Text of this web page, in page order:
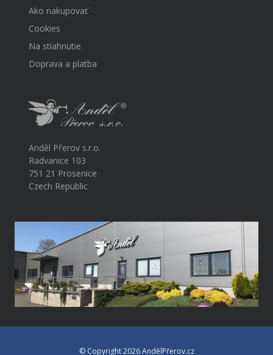
Ako nakupovať
Cookies
Na stiahnutie
Doprava a platba
Anděl Přerov s.r.o.
Radvanice 103
751 21 Prosenice
Czech Republic
© Copyright 2026 AndělPřerov.cz